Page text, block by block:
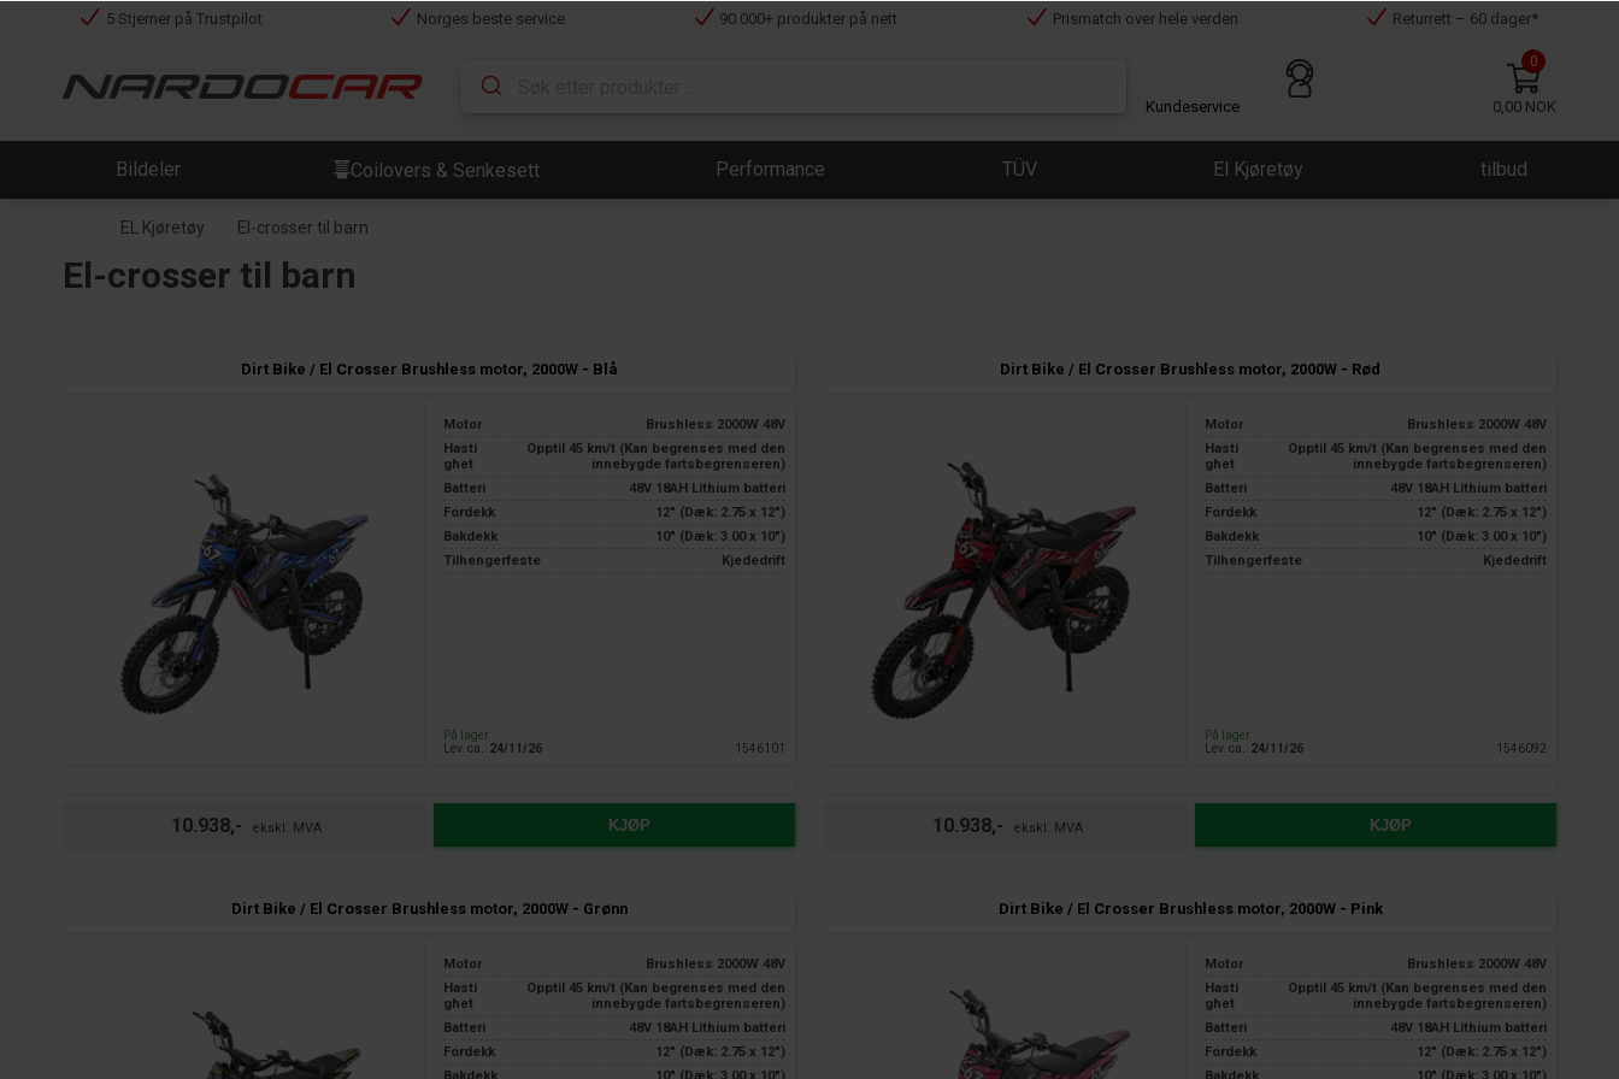
5 Stjerner på Trustpilot Norges beste service 90 000+ produkter på nett Prismatch over hele verden Returrett – 60 dager*
Kundeservice
0
0,00 NOK
Bildeler Coilovers & Senkesett Performance TÜV El Kjøretøy tilbud
EL Kjøretøy El-crosser til barn
El-crosser til barn
Dirt Bike / El Crosser Brushless motor, 2000W - Blå
Motor
Brushless 2000W 48V
Hasti
ghet
Opptil 45 km/t (Kan begrenses med den
innebygde fartsbegrenseren)
Batteri
48V 18AH Lithium batteri
Fordekk
12" (Dæk: 2.75 x 12")
Bakdekk
10" (Dæk: 3.00 x 10")
Tilhengerfeste
Kjededrift
På lager
Lev. ca.: 24/11/26 1546101
10.938,- KJØP
Dirt Bike / El Crosser Brushless motor, 2000W - Rød
Motor
Brushless 2000W 48V
Hasti
ghet
Opptil 45 km/t (Kan begrenses med den
innebygde fartsbegrenseren)
Batteri
48V 18AH Lithium batteri
Fordekk
12" (Dæk: 2.75 x 12")
Bakdekk
10" (Dæk: 3.00 x 10")
Tilhengerfeste
Kjededrift
På lager
Lev. ca.: 24/11/26 1546092
10.938,- KJØP
Dirt Bike / El Crosser Brushless motor, 2000W - Grønn
Motor
Brushless 2000W 48V
Hasti
ghet
Opptil 45 km/t (Kan begrenses med den
innebygde fartsbegrenseren)
Batteri
48V 18AH Lithium batteri
Fordekk
12" (Dæk: 2.75 x 12")
Dirt Bike / El Crosser Brushless motor, 2000W - Pink
Motor
Brushless 2000W 48V
Hasti
ghet
Opptil 45 km/t (Kan begrenses med den
innebygde fartsbegrenseren)
Batteri
48V 18AH Lithium batteri
Fordekk
12" (Dæk: 2.75 x 12")